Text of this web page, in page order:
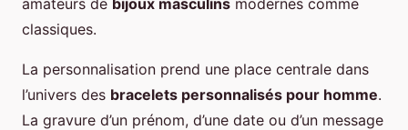
classiques.
La personnalisation prend une place centrale dans
l’univers des bracelets personnalisés pour homme.
La gravure d’un prénom, d’une date ou d’un message